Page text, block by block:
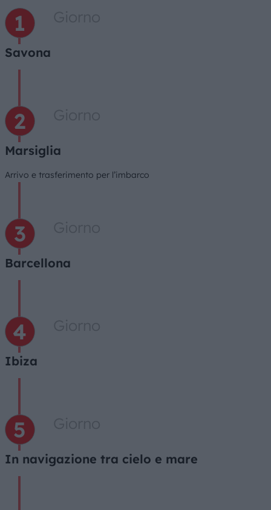
Savona
Marsiglia
Arrivo e trasferimento per l’imbarco
Barcellona
Ibiza
In navigazione tra cielo e mare